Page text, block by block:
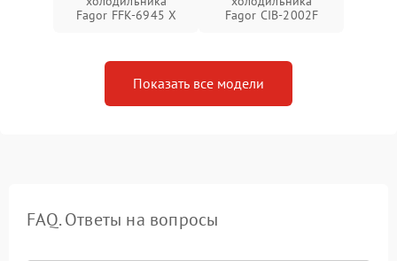
Fagor FFK-6945 X
Fagor CIB-2002F
Показать все модели
FAQ. Ответы на вопросы